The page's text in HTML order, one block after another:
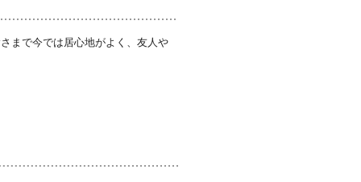
まで今では居心地がよく、友人や